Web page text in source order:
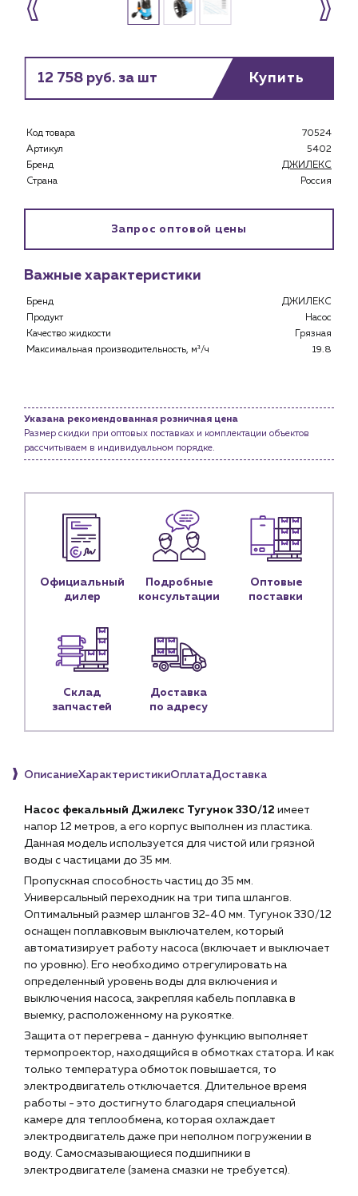
Снабженцам и подрядным организациям
Доставка
Блог
Контакты
Наши партнёры
Чат-бот
г. Краснодар, ул. Российская, 63
12 758 руб. за шт Купить
Код товара
70524
Артикул
5402
Бренд
ДЖИЛЕКС
Страна
Россия
Запрос оптовой цены
Важные характеристики
Бренд
ДЖИЛЕКС
Продукт
Насос
Качество жидкости
Грязная
Максимальная производительность, м³/ч
19.8
Указана рекомендованная розничная цена
Размер скидки при оптовых поставках и комплектации объектов
рассчитываем в индивидуальном порядке.
Официальный
дилер
Подробные
консультации
Оптовые
поставки
Склад
запчастей
Доставка
по адресу
ОписаниеХарактеристикиОплатаДоставка
Насос фекальный Джилекс Тугунок 330/12 имеет
напор 12 метров, а его корпус выполнен из пластика.
Данная модель используется для чистой или грязной
воды с частицами до 35 мм.
Пропускная способность частиц до 35 мм.
Универсальный переходник на три типа шлангов.
Оптимальный размер шлангов 32-40 мм. Тугунок 330/12
оснащен поплавковым выключателем, который
автоматизирует работу насоса (включает и выключает
по уровню). Его необходимо отрегулировать на
определенный уровень воды для включения и
выключения насоса, закрепляя кабель поплавка в
выемку, расположенному на рукоятке.
Защита от перегрева - данную функцию выполняет
термопроектор, находящийся в обмотках статора. И как
только температура обмоток повышается, то
электродвигатель отключается. Длительное время
работы - это достигнуто благодаря специальной
камере для теплообмена, которая охлаждает
электродвигатель даже при неполном погружении в
воду. Самосмазывающиеся подшипники в
электродвигателе (замена смазки не требуется).